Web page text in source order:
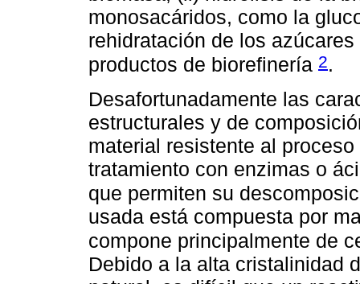
monosacáridos, como la
rehidratación de los
productos de biorefinería 2.
Desafortunadamente las
estructurales y de
material resistente al
tratamiento con enzimas o
que permiten su
usada está compuesta por
compone principalmente de
Debido a la alta cristalinidad